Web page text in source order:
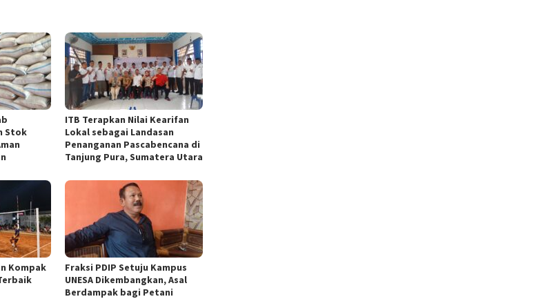
Stok
ITB Terapkan Nilai Kearifan
Lokal sebagai Landasan
Penanganan Pascabencana di
Tanjung Pura, Sumatera Utara
Kompak
Fraksi PDIP Setuju Kampus
UNESA Dikembangkan, Asal
Berdampak bagi Petani